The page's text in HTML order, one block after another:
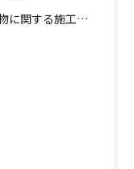
関する施工事例